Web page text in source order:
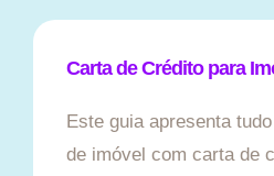
Carta de Crédito para
Este guia apresenta
de imóvel com carta de